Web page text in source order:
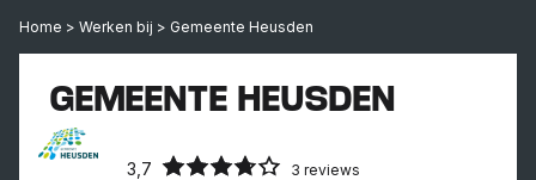
Home > Werken bij > Gemeente Heusden
3,7 3 reviews
GEMEENTE HEUSDEN